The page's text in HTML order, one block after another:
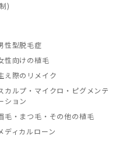
)
性型脱毛症
性向けの植毛
え際のリメイク
カルプ・マイクロ・ピグメンテ
ション
毛・まつ毛・その他の植毛
ディカルローン